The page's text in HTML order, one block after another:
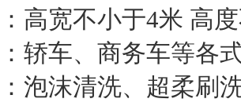
高宽不小于4米 高
轿车、商务车等各
泡沫清洗、超柔刷